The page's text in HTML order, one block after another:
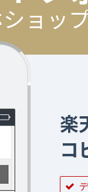
ョッ
楽
コ